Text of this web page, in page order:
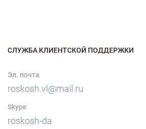
СЛУЖБА КЛИЕНТСКОЙ ПОДДЕРЖКИ
Эл. почта
roskosh.vl@mail.ru
Skype
roskosh-da